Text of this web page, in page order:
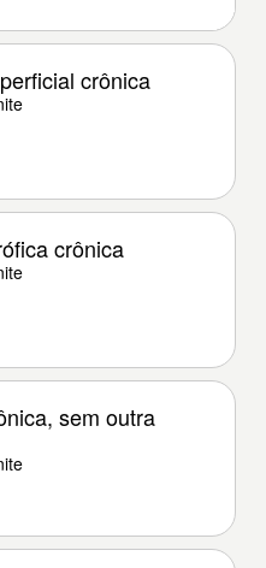
crônica
crônica
sem outra